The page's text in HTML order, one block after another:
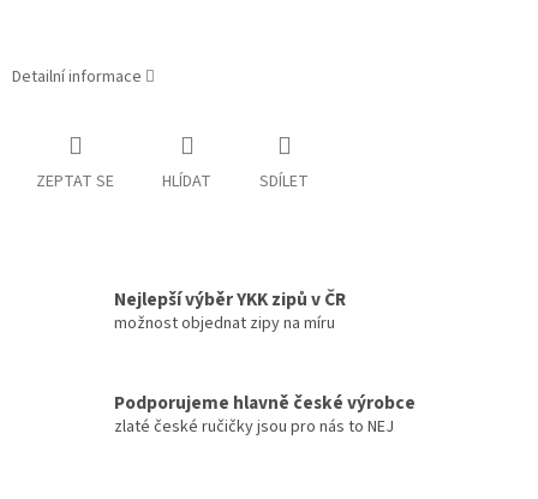
Detailní informace
ZEPTAT SE HLÍDAT SDÍLET
Nejlepší výběr YKK zipů v ČR
možnost objednat zipy na míru
Podporujeme hlavně české výrobce
zlaté české ručičky jsou pro nás to NEJ